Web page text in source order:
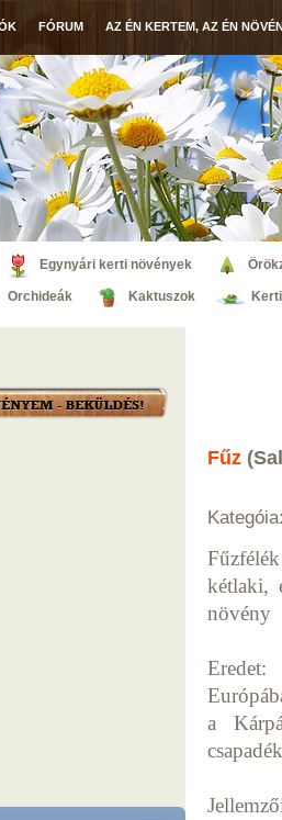
FÓRUM AZ ÉN KERTEM, AZ ÉN
Egynyári kerti növények
Orchideák Kaktuszok
Fűz
kétlaki,
növény
Eredet:
a